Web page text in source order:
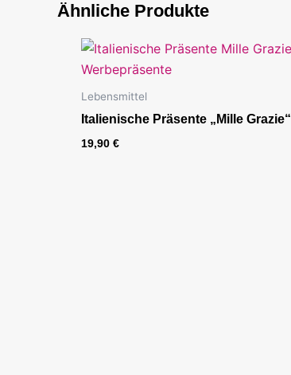
Ähnliche Produkte
Lebensmittel
Italienische Präsente „Mille Grazie“
19,90 €